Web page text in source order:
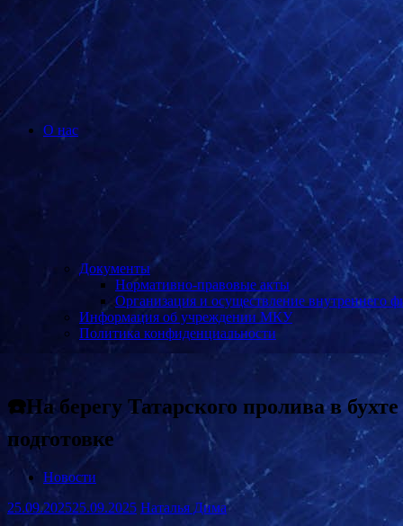
О нас
Документы
Нормативно-правовые акты
Организация и осуществление внутреннего
Информация об учреждении МКУ
Политика конфиденциальности
☎️На берегу Татарского пролива в
подготовке
Новости
25.09.202525.09.2025 Наталья Дима